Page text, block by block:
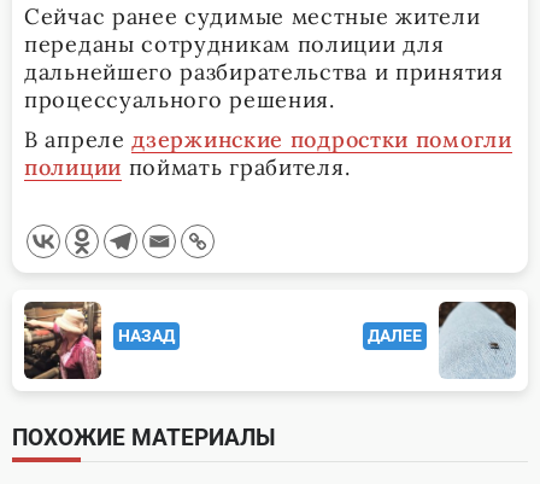
Сейчас ранее судимые местные жители
переданы сотрудникам полиции для
дальнейшего разбирательства и принятия
процессуального решения.
В апреледзержинские подростки помогли
полиции поймать грабителя.
<span
class="nav-
subtitle
screen-
reader-
НАЗАД ДАЛЕЕ
ПОХОЖИЕ МАТЕРИАЛЫ